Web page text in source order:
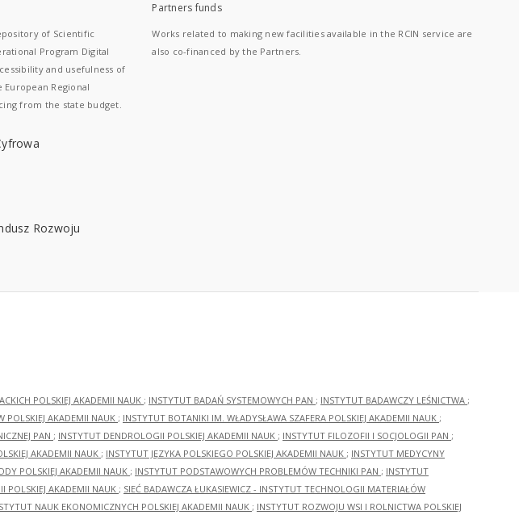
of Scientific
Program Digital
and usefulness of
Regional
from the state budget.
Partners funds
Works related to making new facilities available in the RCIN service are
also co-financed by the Partners.
POLSKIEJ AKADEMII NAUK ; INSTYTUT BADAŃ SYSTEMOWYCH PAN ; INSTYTUT BADAWCZY LEŚNICTWA ;
POLSKIEJ AKADEMII NAUK ; INSTYTUT BOTANIKI IM. WŁADYSŁAWA SZAFERA POLSKIEJ AKADEMII NAUK ;
PAN ; INSTYTUT DENDROLOGII POLSKIEJ AKADEMII NAUK ; INSTYTUT FILOZOFII I SOCJOLOGII PAN ;
AKADEMII NAUK ; INSTYTUT JĘZYKA POLSKIEGO POLSKIEJ AKADEMII NAUK ; INSTYTUT MEDYCYNY
POLSKIEJ AKADEMII NAUK ; INSTYTUT PODSTAWOWYCH PROBLEMÓW TECHNIKI PAN ; INSTYTUT
POLSKIEJ AKADEMII NAUK ; SIEĆ BADAWCZA ŁUKASIEWICZ - INSTYTUT TECHNOLOGII MATERIAŁÓW
NAUK EKONOMICZNYCH POLSKIEJ AKADEMII NAUK ; INSTYTUT ROZWOJU WSI I ROLNICTWA POLSKIEJ